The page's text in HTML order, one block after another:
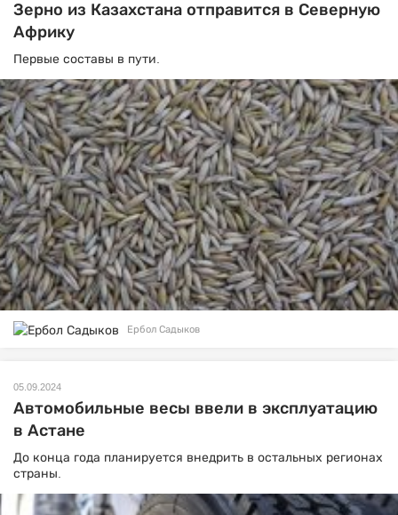
Зерно из Казахстана отправится в Северную
Африку
Первые составы в пути.
Ербол Садыков
05.09.2024
Автомобильные весы ввели в эксплуатацию
в Астане
До конца года планируется внедрить в остальных регионах
страны.